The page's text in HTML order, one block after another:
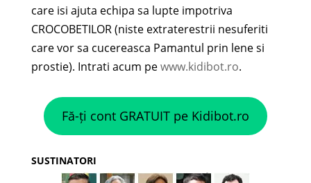
care isi ajuta echipa sa lupte impotriva
CROCOBETILOR (niste extraterestrii nesuferiti
care vor sa cucereasca Pamantul prin lene si
prostie). Intrati acum pewww.kidibot.ro.
Fă-ți cont GRATUIT pe Kidibot.ro
SUSTINATORI